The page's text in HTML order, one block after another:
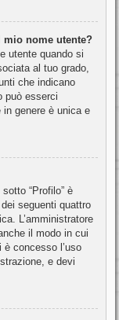
mio nome utente?
utente quando si
al tuo grado,
che indicano
può esserci
in genere è unica e
“Profilo” è
seguenti quattro
L’amministratore
il modo in cui
concesso l’uso
e devi